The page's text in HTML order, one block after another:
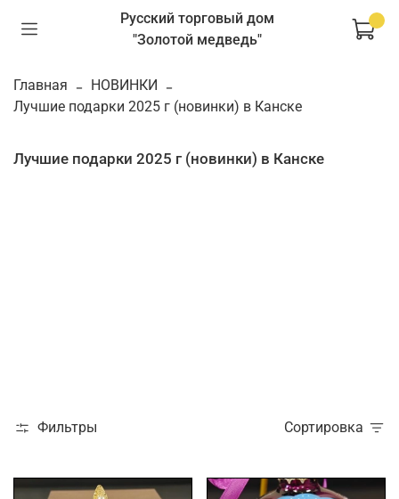
Русский торговый дом
"Золотой медведь"
Главная
НОВИНКИ
Лучшие подарки 2025 г (новинки) в Канске
Лучшие подарки 2025 г (новинки) в Канске
Фильтры Сортировка